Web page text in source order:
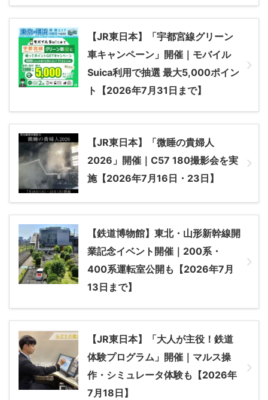
【JR東日本】「宇都宮線グリーン
車キャンペーン」開催｜モバイル
Suica利用で抽選 最大5,000ポイン
ト【2026年7月31日まで】
【JR東日本】「微睡の貴婦人
2026」開催｜C57 180撮影会を実
施【2026年7月16日・23日】
【鉄道博物館】東北・山形新幹線開
業記念イベント開催｜200系・
400系運転室公開も【2026年7月
13日まで】
【JR東日本】「大人が主役！鉄道
体験プログラム」開催｜マルス操
作・シミュレータ体験も【2026年
7月18日】